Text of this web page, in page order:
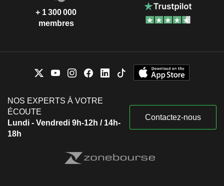
+ 1 300 000
membres
NOS EXPERTS À VOTRE
ÉCOUTE
Lundi - Vendredi 9h-12h / 14h-
18h
Contactez-nous